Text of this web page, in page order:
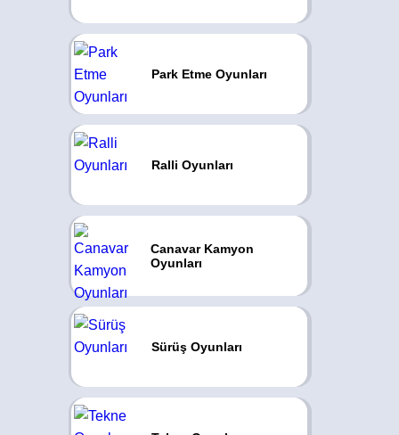
Park Etme Oyunları
Ralli Oyunları
Canavar Kamyon
Oyunları
Sürüş Oyunları